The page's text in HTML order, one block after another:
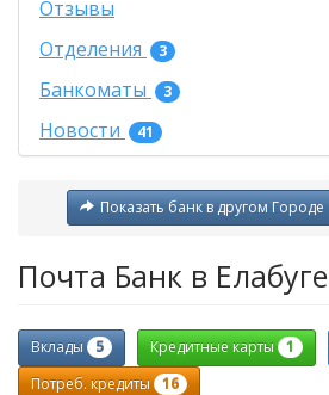
Отзывы
Отделения
3
Банкоматы 3
Новости 41
Показать банк в другом Городе
Почта Банк в Елабуге
Вклады 5 Кредитные карты 1
Потреб. кредиты 16